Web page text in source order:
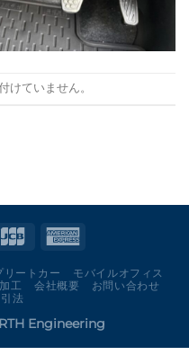
けていません。
リートカー
モバイルオフィス
工 会社概要
お問い合わせ
法
Engineering